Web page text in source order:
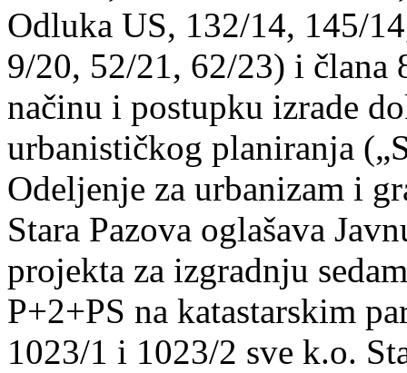
Odluka US, 132/14, 145/
9/20, 52/21, 62/23) i člana
načinu i postupku izrade
urbanističkog planiranja
Odeljenje za urbanizam i
Stara Pazova oglašava
projekta za izgradnju
P+2+PS na katastarskim
1023/1 i 1023/2 sve k.o.